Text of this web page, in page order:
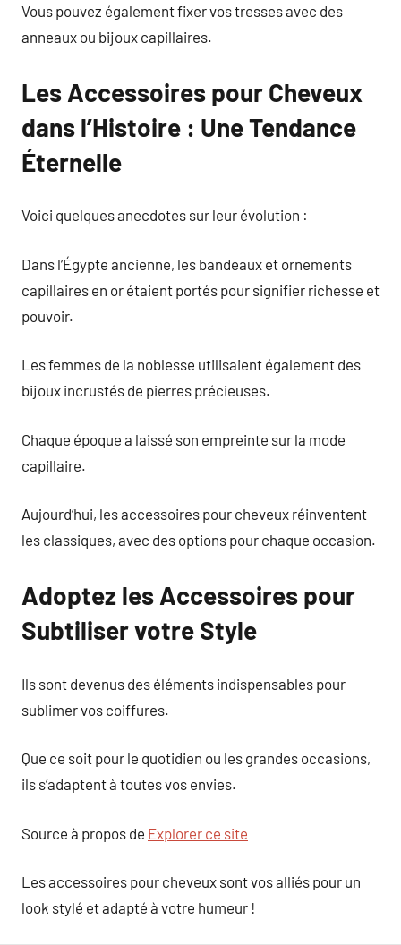
Vous pouvez également fixer vos tresses avec des
anneaux ou bijoux capillaires.
Les Accessoires pour Cheveux
dans l’Histoire : Une Tendance
Éternelle
Voici quelques anecdotes sur leur évolution :
Dans l’Égypte ancienne, les bandeaux et ornements
capillaires en or étaient portés pour signifier richesse et
pouvoir.
Les femmes de la noblesse utilisaient également des
bijoux incrustés de pierres précieuses.
Chaque époque a laissé son empreinte sur la mode
capillaire.
Aujourd’hui, les accessoires pour cheveux réinventent
les classiques, avec des options pour chaque occasion.
Adoptez les Accessoires pour
Subtiliser votre Style
Ils sont devenus des éléments indispensables pour
sublimer vos coiffures.
Que ce soit pour le quotidien ou les grandes occasions,
ils s’adaptent à toutes vos envies.
Source à propos de Explorer ce site
Les accessoires pour cheveux sont vos alliés pour un
look stylé et adapté à votre humeur !